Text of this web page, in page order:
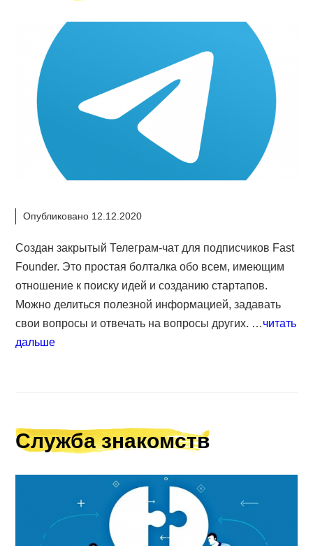
Опубликовано 12.12.2020
Создан закрытый Телеграм-чат для подписчиков Fast
Founder. Это простая болталка обо всем, имеющим
отношение к поиску идей и созданию стартапов.
Можно делиться полезной информацией, задавать
свои вопросы и отвечать на вопросы других. …читать
дальше
Служба знакомств